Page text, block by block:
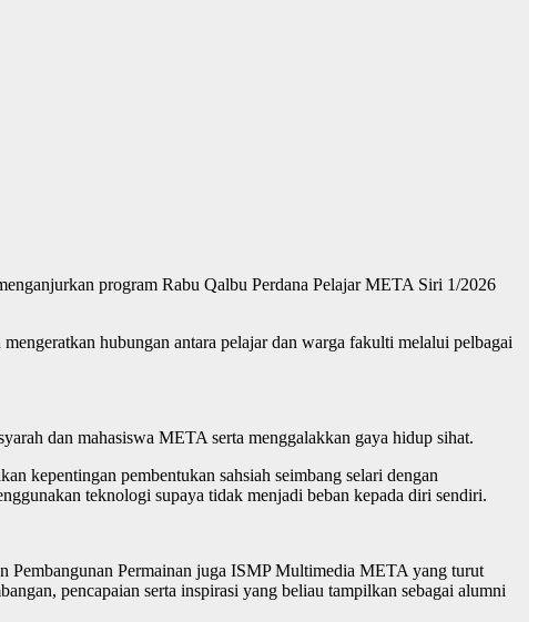
program Rabu Qalbu Perdana Pelajar META Siri 1/2026
hubungan antara pelajar dan warga fakulti melalui pelbagai
dan mahasiswa META serta menggalakkan gaya hidup sihat.
kepentingan pembentukan sahsiah seimbang selari dengan
teknologi supaya tidak menjadi beban kepada diri sendiri.
Permainan juga ISMP Multimedia META yang turut
pencapaian serta inspirasi yang beliau tampilkan sebagai alumni